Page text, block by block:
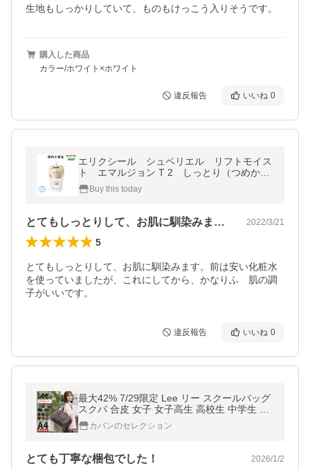
生地もしっかりしていて、ものもけっこう入りそうです。
購入した商品
カラー/ホワイト×ホワイト
違反報告 いいね 0
エリクシール シュペリエル リフトモイス
ト エマルジョン T 2 しっとり（つめかえ
用）110mL（乳液）
Buy this today
とてもしっとりして、お肌に馴染みます。… 2022/3/21
5
とてもしっとりして、お肌に馴染みます。前は安い化粧水
を使っていましたが、これにしてから、かなりふ　肌の調
子がいいです。
違反報告 いいね 0
最大42% 7/29限定 Lee リー スクールバッグ
スクバ 合皮 女子 女子高生 高校生 中学生 通
学 黒 茶色 ブラック ブラウン バッグ カバン
かわいい A4 320-4882
カバンのセレクション
とても丁寧な梱包でした！ 2026/1/2